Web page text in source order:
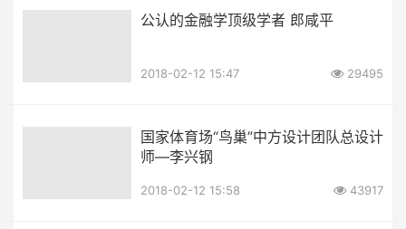
公认的金融学顶级学者 郎咸平
2018-02-12 15:47 29495
国家体育场“鸟巢”中方设计团队总设计
师—李兴钢
2018-02-12 15:58 43917